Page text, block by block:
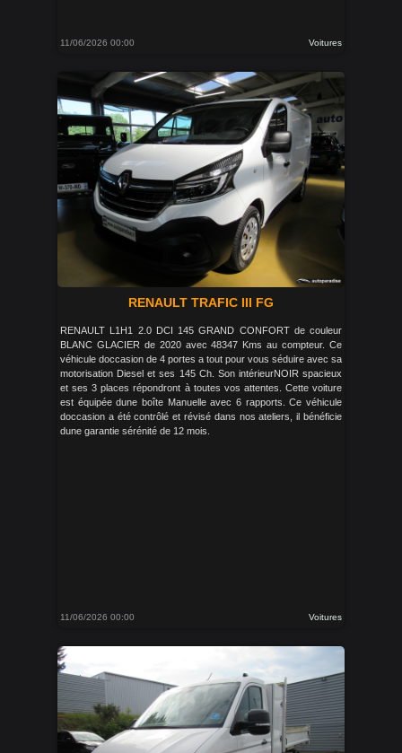
11/06/2026 00:00 Voitures
RENAULT TRAFIC III FG
RENAULT L1H1 2.0 DCI 145 GRAND CONFORT de couleur
BLANC GLACIER de 2020 avec 48347 Kms au compteur. Ce
véhicule doccasion de 4 portes a tout pour vous séduire avec sa
motorisation Diesel et ses 145 Ch. Son intérieurNOIR spacieux
et ses 3 places répondront à toutes vos attentes. Cette voiture
est équipée dune boîte Manuelle avec 6 rapports. Ce véhicule
doccasion a été contrôlé et révisé dans nos ateliers, il bénéficie
dune garantie sérénité de 12 mois.
11/06/2026 00:00 Voitures